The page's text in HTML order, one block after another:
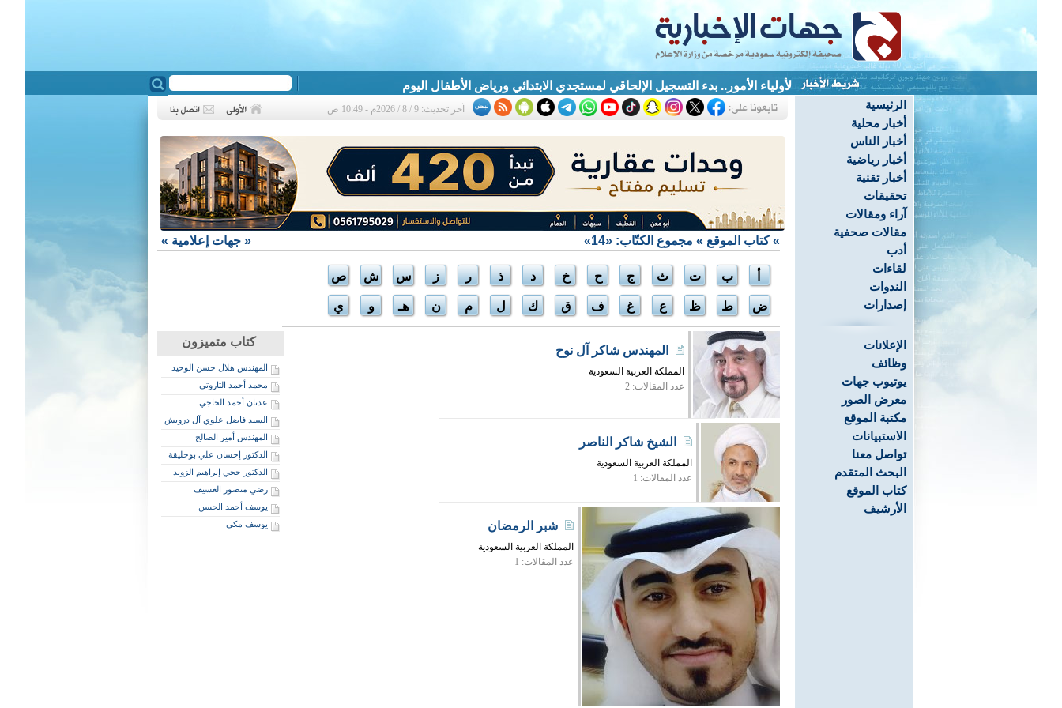
لأولياء الأمور.. بدء التسجيل الإلحاقي لمستجدي الابتدائي ورياض الأطفال اليوم
الرئيسية
أخبار محلية
أخبار الناس
أخبار رياضية
أخبار تقنية
تحقيقات
آراء ومقالات
مقالات صحفية
أدب
لقاءات
الندوات
إصدارات
الإعلانات
وظائف
يوتيوب جهات
معرض الصور
مكتبة الموقع
الاستبيانات
تواصل معنا
البحث المتقدم
كتاب الموقع
الأرشيف
آخر تحديث: 9 / 8 / 2026م - 10:49 ص
❮
« جهات إعلامية » »كتاب الموقع » مجموع الكتّاب: «14»
أ ب ت ث ج ح خ د ذ ر ز س ش ص
ض ط ظ ع غ ف ق ك ل م ن هـ و ي
كتاب متميزون
المهندس هلال حسن الوحيد
محمد أحمد التاروتي
عدنان أحمد الحاجي
السيد فاضل علوي آل درويش
المهندس أمير الصالح
الدكتور إحسان علي بوحليقة
الدكتور حجي إبراهيم الزويد
رضي منصور العسيف
يوسف أحمد الحسن
يوسف مكي
المهندس شاكر آل نوح
المملكة العربية السعودية
عدد المقالات: 2
الشيخ شاكر الناصر
المملكة العربية السعودية
عدد المقالات: 1
شبر الرمضان
المملكة العربية السعودية
عدد المقالات: 1